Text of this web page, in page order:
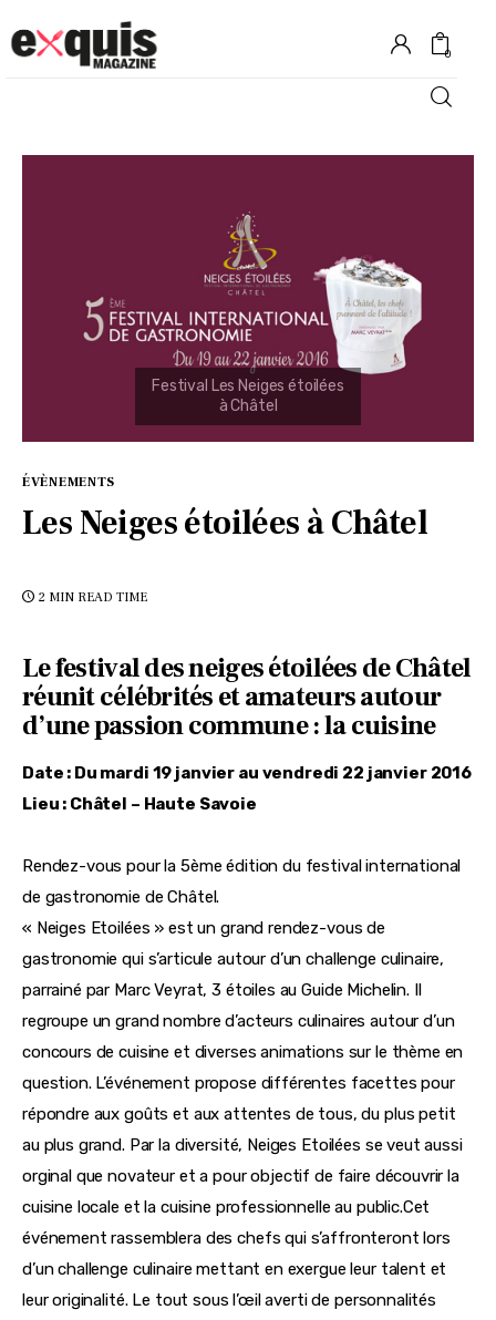
0
Hôtels
Shopping
Évènements
ÉVÈNEMENTS
Les Neiges étoilées à Châtel
2 MIN READ TIME
Le festival des neiges étoilées de Châtel
réunit célébrités et amateurs autour
d’une passion commune : la cuisine
Date : Du mardi 19 janvier au vendredi 22 janvier 2016
Lieu : Châtel – Haute Savoie
Rendez-vous pour la 5ème édition du festival international
de gastronomie de Châtel.
« Neiges Etoilées » est un grand rendez-vous de
gastronomie qui s’articule autour d’un challenge culinaire,
parrainé par Marc Veyrat, 3 étoiles au Guide Michelin. Il
regroupe un grand nombre d’acteurs culinaires autour d’un
concours de cuisine et diverses animations sur le thème en
question. L’événement propose différentes facettes pour
répondre aux goûts et aux attentes de tous, du plus petit
au plus grand. Par la diversité, Neiges Etoilées se veut aussi
orginal que novateur et a pour objectif de faire découvrir la
cuisine locale et la cuisine professionnelle au public.Cet
événement rassemblera des chefs qui s’affronteront lors
d’un challenge culinaire mettant en exergue leur talent et
leur originalité. Le tout sous l’œil averti de personnalités